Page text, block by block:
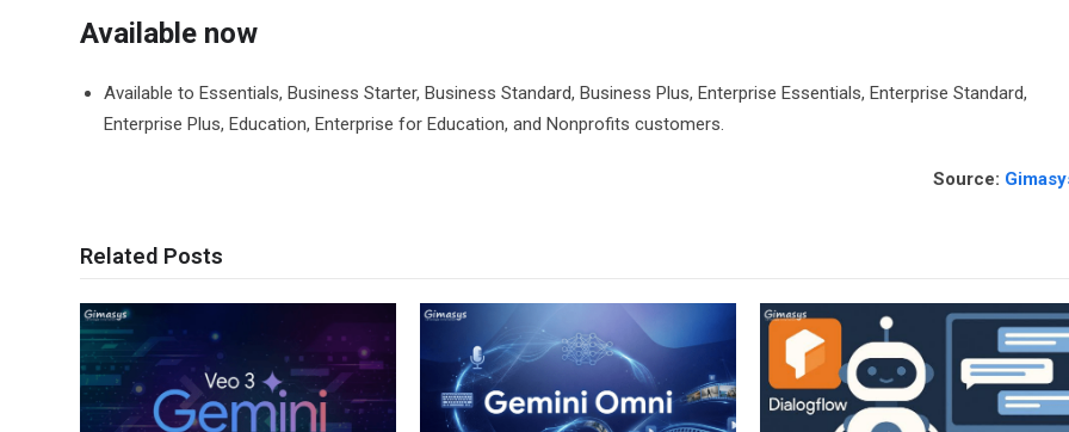
Available now
Available to Essentials, Business Starter, Business Standard, Business Plus, Enterprise Essentials, Enterprise Standard,
Enterprise Plus, Education, Enterprise for Education, and Nonprofits customers.
Source:
Related Posts